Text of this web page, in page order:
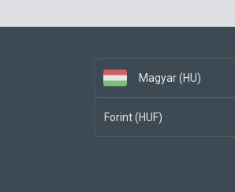
Magyar (HU)
Forint (HUF)